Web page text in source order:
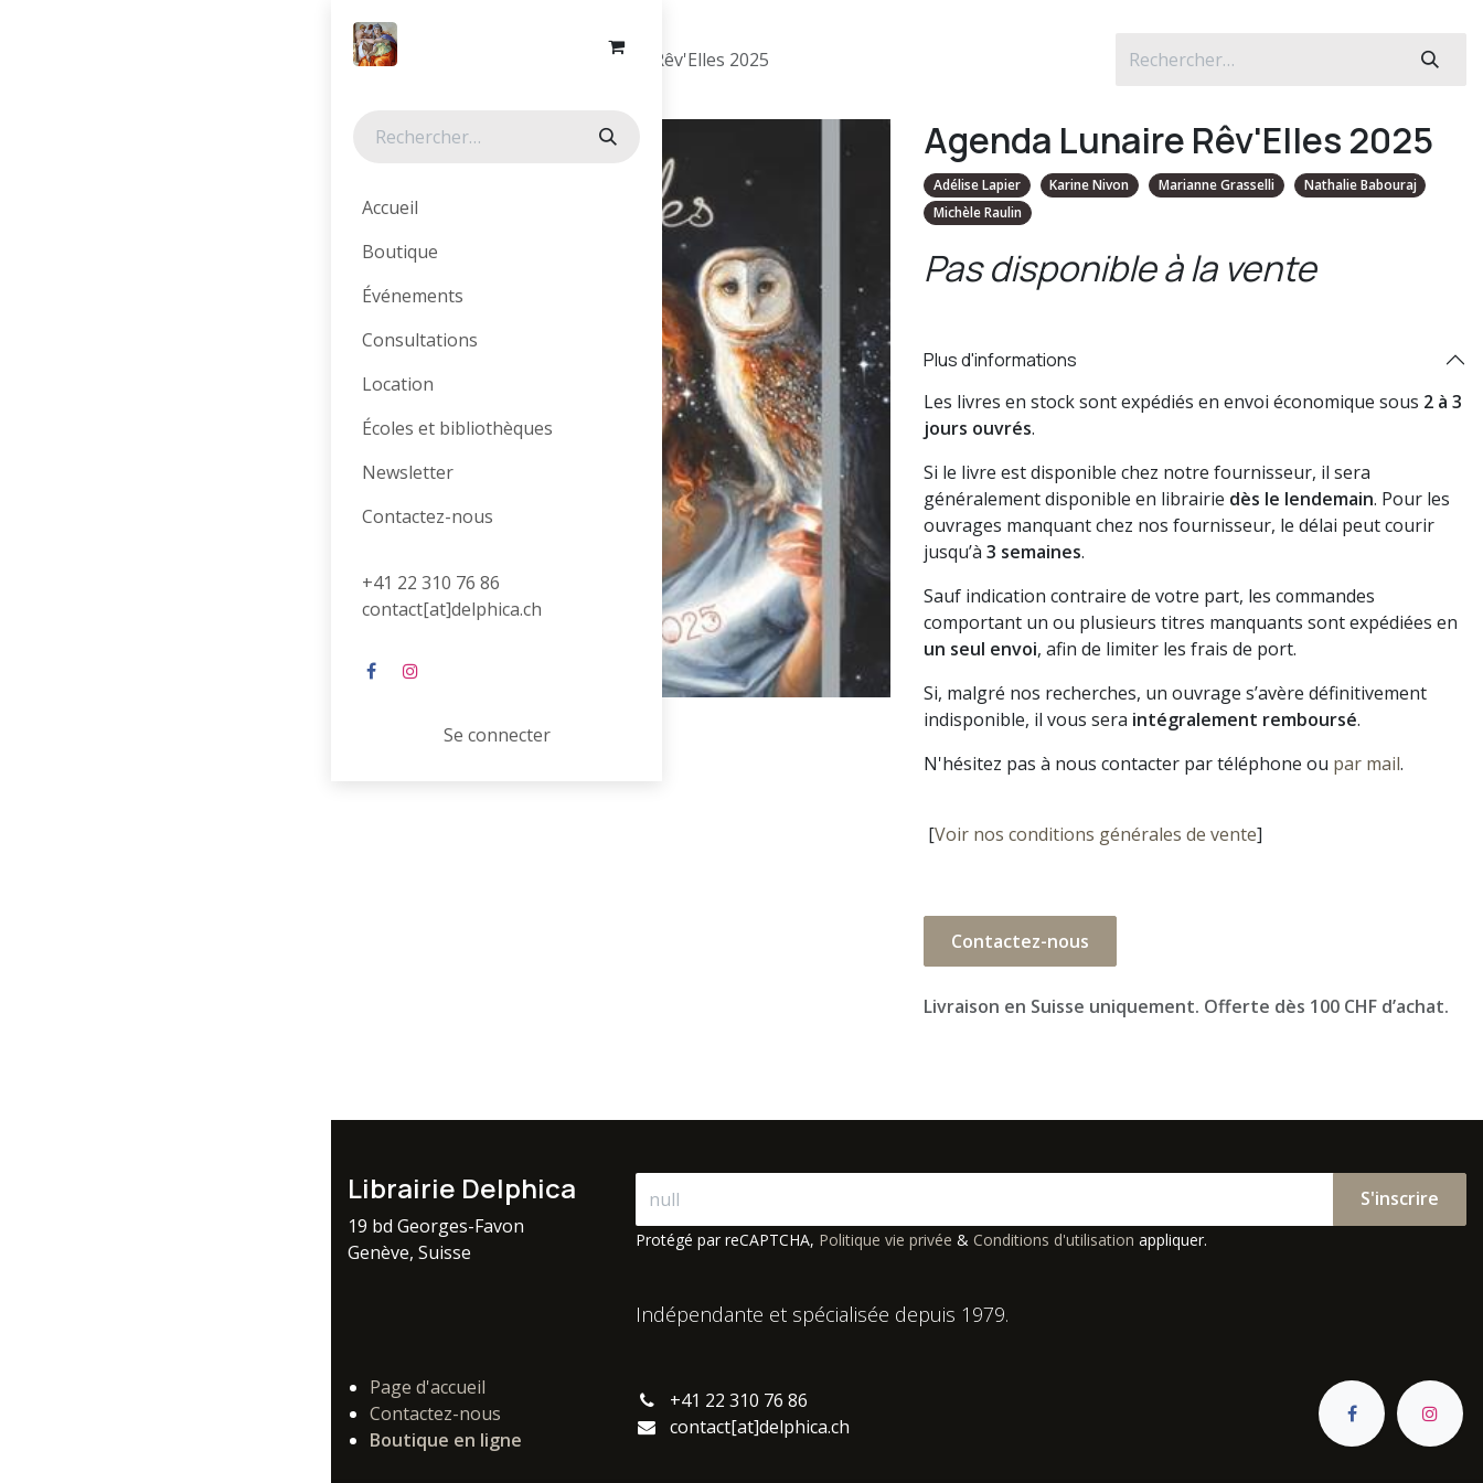
Accueil
Boutique
Événements
Consultations
Location
Écoles et bibliothèques
Newsletter
Contactez-nous
+41 22 310 76 86
contact[at]delphica.ch
Se connecter
Tous les produits Agenda Lunaire Rêv'Elles 2025
Agenda Lunaire Rêv'Elles 2025
Adélise Lapier Karine Nivon Marianne Grasselli
Nathalie Babouraj
Michèle Raulin
Pas disponible à la vente
Plus d'informations
Les livres en stock sont expédiés en envoi économique sous 2 à 3
jours ouvrés.
Si le livre est disponible chez notre fournisseur, il sera
généralement disponible en librairie dès le lendemain. Pour les
ouvrages manquant chez nos fournisseur, le délai peut courir
jusqu’à 3 semaines.
Sauf indication contraire de votre part, les commandes
comportant un ou plusieurs titres manquants sont expédiées en
un seul envoi, afin de limiter les frais de port.
Si, malgré nos recherches, un ouvrage s’avère définitivement
indisponible, il vous sera intégralement remboursé.
N'hésitez pas à nous contacter par téléphone ou par mail.
[Voir nos conditions générales de vente]
Contactez-nous
Livraison en Suisse uniquement. Offerte dès 100 CHF d’achat.
Librairie Delphica
19 bd Georges-Favon
Genève, Suisse
S'inscrire
Protégé par reCAPTCHA, Politique vie privée & Conditions d'utilisation appliquer.
Indépendante et spécialisée depuis 1979.
Page d'accueil
Contactez-nous
Boutique en ligne
+41 22 310 76 86
contact[at]delphica.ch